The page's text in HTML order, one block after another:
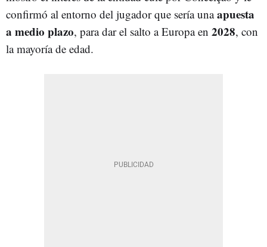
confirmó al entorno del jugador que sería unaapuesta
a medio plazo, para dar el salto a Europa en 2028, con
la mayoría de edad.